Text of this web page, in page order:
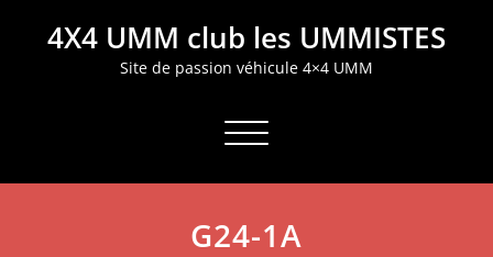
4X4 UMM club les UMMISTES
Site de passion véhicule 4×4 UMM
Afficher/masquer la navigation
G24-1A